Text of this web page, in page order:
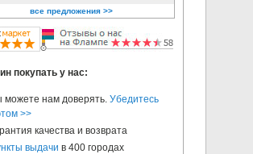
все предложения >>
покупать у нас:
можете нам доверять. Убедитесь
>>
качества и возврата
выдачи в 400 городах